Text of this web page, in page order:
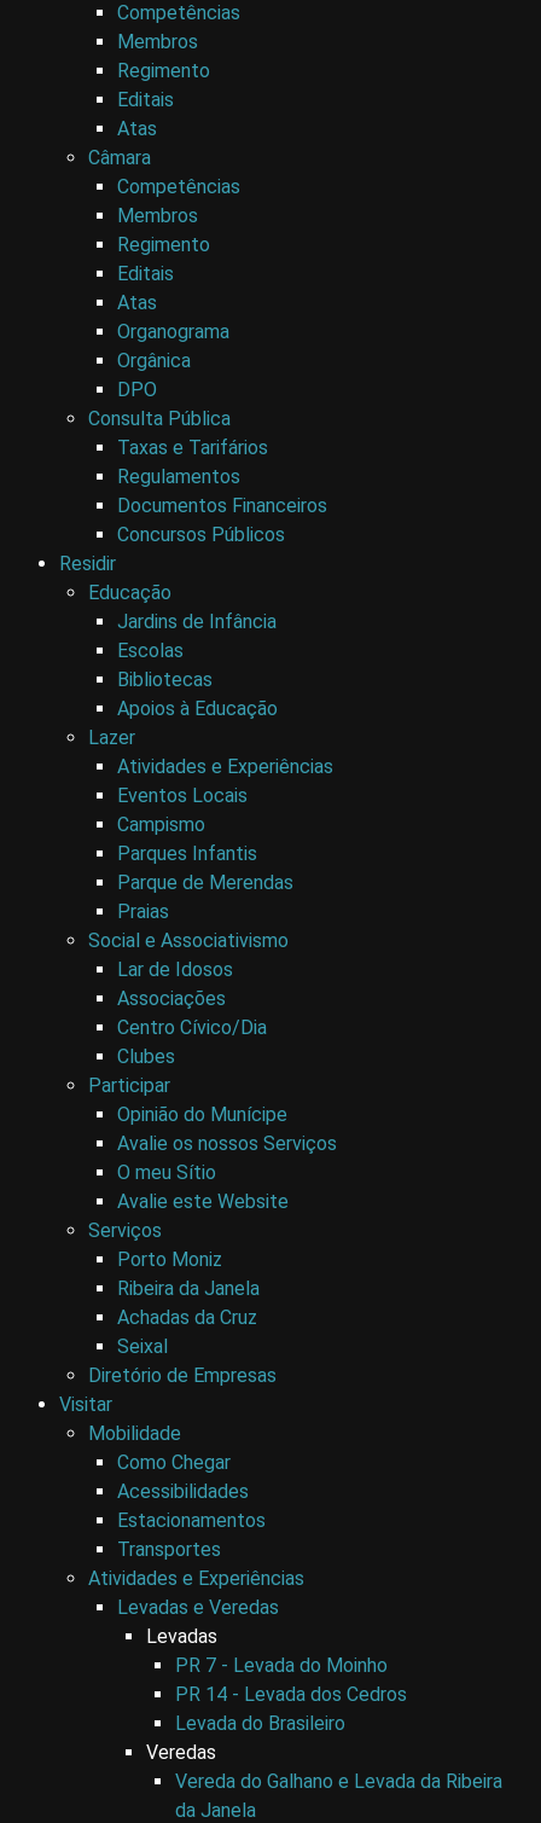
Competências
Membros
Regimento
Editais
Atas
Câmara
Competências
Membros
Regimento
Editais
Atas
Organograma
Orgânica
DPO
Consulta Pública
Taxas e Tarifários
Regulamentos
Documentos Financeiros
Concursos Públicos
Residir
Educação
Jardins de Infância
Escolas
Bibliotecas
Apoios à Educação
Lazer
Atividades e Experiências
Eventos Locais
Campismo
Parques Infantis
Parque de Merendas
Praias
Social e Associativismo
Lar de Idosos
Associações
Centro Cívico/Dia
Clubes
Participar
Opinião do Munícipe
Avalie os nossos Serviços
O meu Sítio
Avalie este Website
Serviços
Porto Moniz
Ribeira da Janela
Achadas da Cruz
Seixal
Diretório de Empresas
Visitar
Mobilidade
Como Chegar
Acessibilidades
Estacionamentos
Transportes
Atividades e Experiências
Levadas e Veredas
Levadas
PR 7 - Levada do Moinho
PR 14 - Levada dos Cedros
Levada do Brasileiro
Veredas
Vereda do Galhano e Levada da Ribeira
da Janela